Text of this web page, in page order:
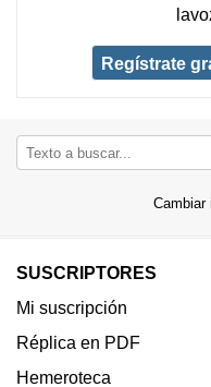
Regístrate
Cambiar
SUSCRIPTORES
Mi suscripción
Réplica en PDF
Hemeroteca